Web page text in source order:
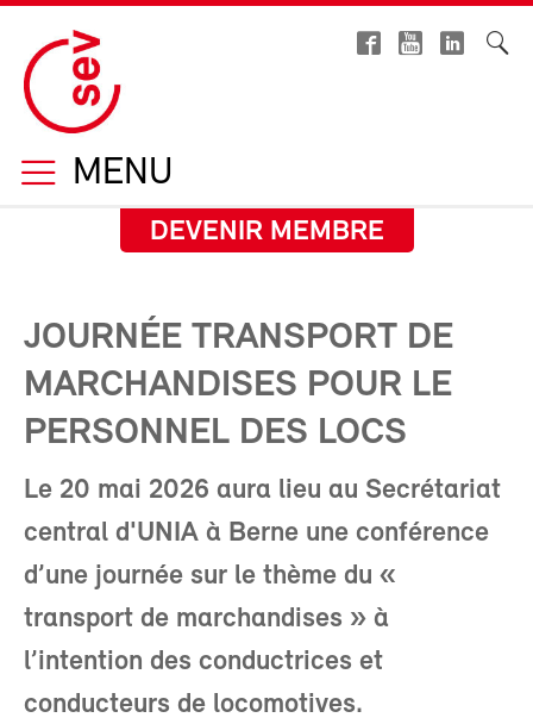
MENU
DEVENIR MEMBRE
JOURNÉE TRANSPORT DE
MARCHANDISES POUR LE
PERSONNEL DES LOCS
Le 20 mai 2026 aura lieu au Secrétariat
central d'UNIA à Berne une conférence
d’une journée sur le thème du «
transport de marchandises » à
l’intention des conductrices et
conducteurs de locomotives.